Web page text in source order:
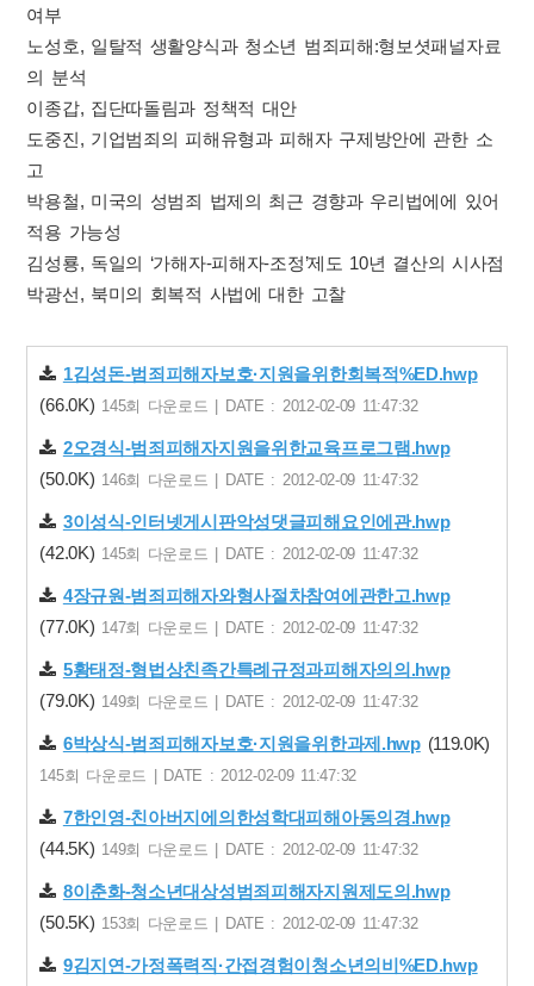
여부
노성호, 일탈적 생활양식과 청소년 범죄피해:형보셧패널자료
의 분석
이종갑, 집단따돌림과 정책적 대안
도중진, 기업범죄의 피해유형과 피해자 구제방안에 관한 소
고
박용철, 미국의 성범죄 법제의 최근 경향과 우리법에에 있어
적용 가능성
김성룡, 독일의 ‘가해자-피해자-조정’제도 10년 결산의 시사점
박광선, 북미의 회복적 사법에 대한 고찰
1김성돈-범죄피해자보호·지원을위한회복적%ED.hwp
(66.0K) 145회 다운로드 | DATE : 2012-02-09 11:47:32
2오경식-범죄피해자지원을위한교육프로그램.hwp
(50.0K) 146회 다운로드 | DATE : 2012-02-09 11:47:32
3이성식-인터넷게시판악성댓글피해요인에관.hwp
(42.0K) 145회 다운로드 | DATE : 2012-02-09 11:47:32
4장규원-범죄피해자와형사절차참여에관한고.hwp
(77.0K) 147회 다운로드 | DATE : 2012-02-09 11:47:32
5황태정-형법상친족간특례규정과피해자의의.hwp
(79.0K) 149회 다운로드 | DATE : 2012-02-09 11:47:32
6박상식-범죄피해자보호·지원을위한과제.hwp(119.0K)
145회 다운로드 | DATE : 2012-02-09 11:47:32
7한인영-친아버지에의한성학대피해아동의경.hwp
(44.5K) 149회 다운로드 | DATE : 2012-02-09 11:47:32
8이춘화-청소년대상성범죄피해자지원제도의.hwp
(50.5K) 153회 다운로드 | DATE : 2012-02-09 11:47:32
9김지연-가정폭력직·간접경험이청소년의비%ED.hwp